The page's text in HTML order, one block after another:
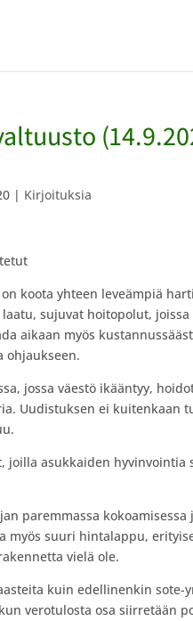
| Kirjoituksia
koota yhteen leveämpiä
sujuvat hoitopolut,
aikaan myös
ohjaukseen.
jossa väestö ikääntyy,
Uudistuksen ei kuitenkaan
joilla asukkaiden
paremmassa
suuri hintalappu,
vielä ole.
kuin edellinenkin
verotulosta osa siirretään